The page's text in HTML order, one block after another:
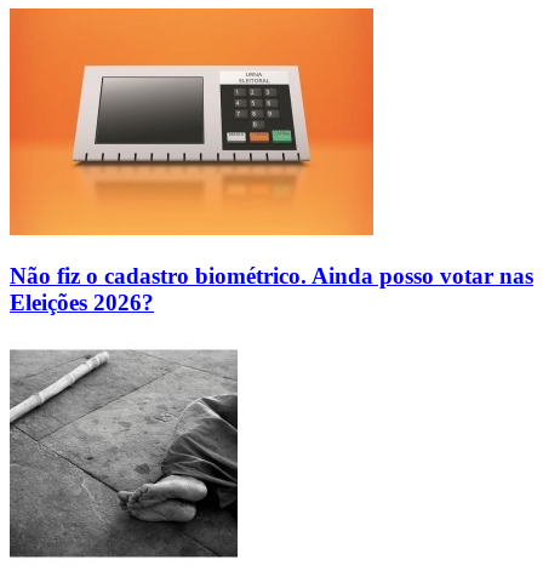
Não fiz o cadastro biométrico. Ainda posso votar nas
Eleições 2026?